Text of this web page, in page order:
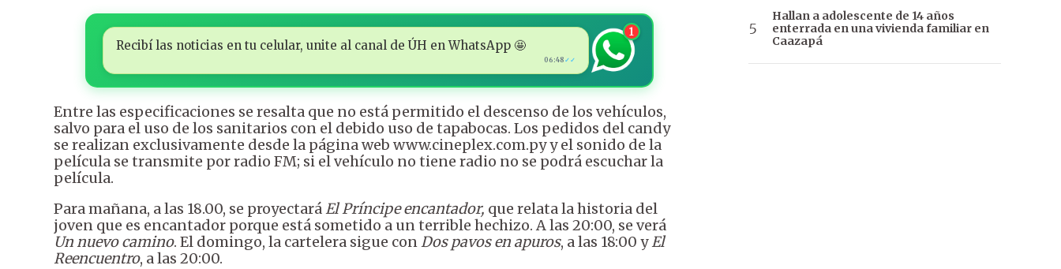
Recibí las noticias en tu celular, unite al canal de ÚH en WhatsApp 🤩
06:48 ✓✓
1
Entre las especificaciones se resalta que no está permitido el descenso de los vehículos,
salvo para el uso de los sanitarios con el debido uso de tapabocas. Los pedidos del candy
se realizan exclusivamente desde la página web www.cineplex.com.py y el sonido de la
película se transmite por radio FM; si el vehículo no tiene radio no se podrá escuchar la
película.
Para mañana, a las 18.00, se proyectaráEl Príncipe encantador, que relata la historia del
joven que es encantador porque está sometido a un terrible hechizo. A las 20:00, se verá
Un nuevo camino. El domingo, la cartelera sigue conDos pavos en apuros, a las 18:00 yEl
Reencuentro, a las 20:00.
Hallan a adolescente de 14 años
enterrada en una vivienda familiar en
Caazapá